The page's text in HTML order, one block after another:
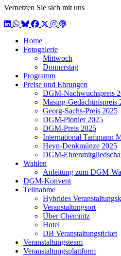
Vernetzen Sie sich mit uns
LinkedIn
WhatsApp
BlueSky
Facebook
X / Twitter
Instagram
Podcast
Home
Fotogalerie
Mittwoch
Donnerstag
Programm
Preise und Ehrungen
DGM-Nachwuchspreis
Masing-Gedächtnispreis
Georg-Sachs-Preis 2025
DGM-Pionier 2025
DGM-Preis 2025
International Tammann
Heyn-Denkmünze 2025
DGM-
Wahlen
Anleitung zum DGM-
DGM-Konvent
Teilnahme
Hybrides
Veranstaltungsort
Über Chemnitz
Hotel
DB Veranstaltungsticket
Veranstaltungsteam
Veranstaltungsplattform